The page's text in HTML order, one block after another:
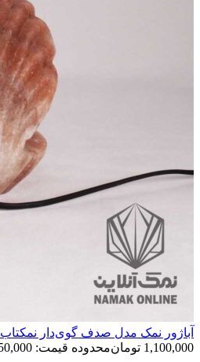
آباژور نمک مدل صدف گوی‌دار نمکتاب
1,100,000 تومانمحدوده قیمت: 550,000 تومان تا 1,100,000 تومان